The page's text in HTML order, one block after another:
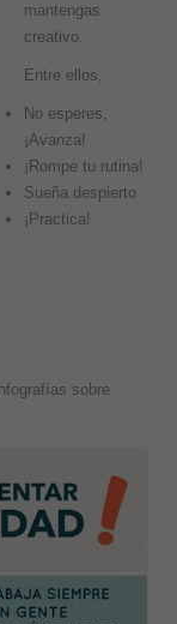
mantengas
creativo.
Entre ellos,
No esperes,
¡Avanza!
¡Rompe tu rutina!
Sueña despierto
¡Practica!
sobre